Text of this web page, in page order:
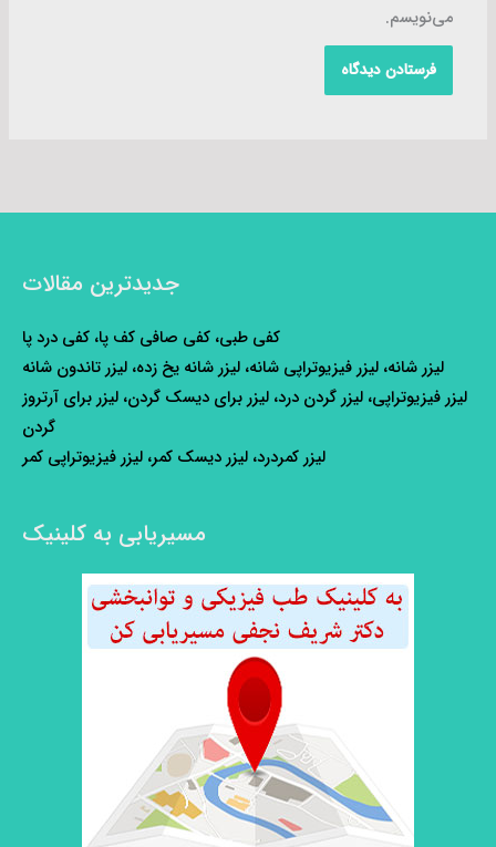
می‌نویسم.
جدیدترین مقالات
کفی طبی، کفی صافی کف پا، کفی درد پا
لیزر شانه، لیزر فیزیوتراپی شانه، لیزر شانه یخ زده، لیزر تاندون شانه
لیزر فیزیوتراپی، لیزر گردن درد، لیزر برای دیسک گردن، لیزر برای آرتروز
گردن
لیزر کمردرد، لیزر دیسک کمر، لیزر فیزیوتراپی کمر
مسیریابی به کلینیک